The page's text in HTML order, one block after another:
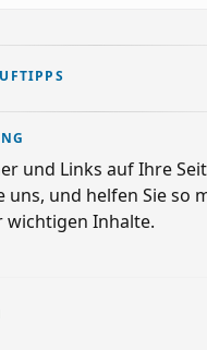
und Links auf Ihre
uns, und helfen Sie so
Inhalte.